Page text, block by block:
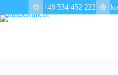
treści
+48 534 452 222